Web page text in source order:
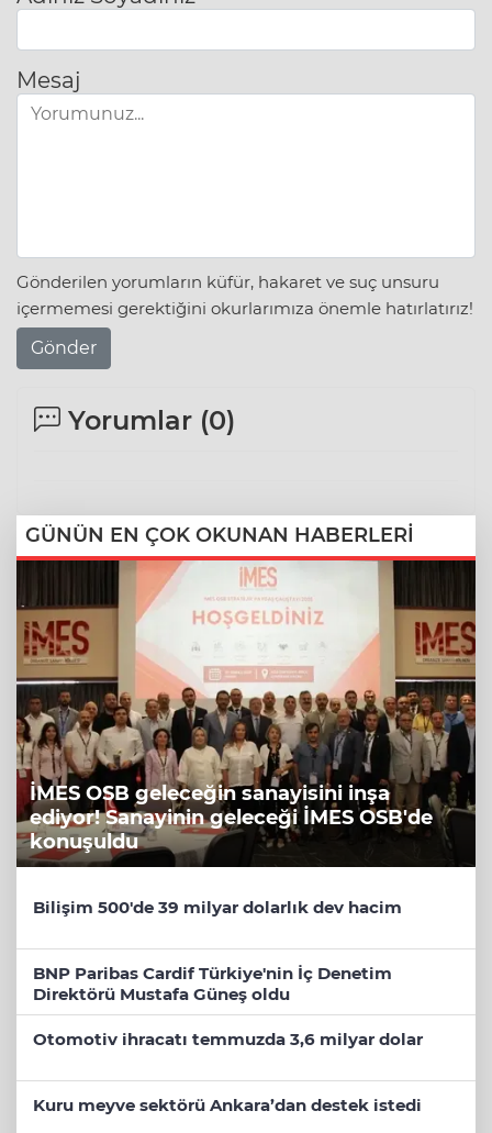
Mesaj
Gönderilen yorumların küfür, hakaret ve suç unsuru
içermemesi gerektiğini okurlarımıza önemle hatırlatırız!
Gönder
Yorumlar (0)
GÜNÜN EN ÇOK OKUNAN HABERLERİ
İMES OSB geleceğin sanayisini inşa
ediyor! Sanayinin geleceği İMES OSB'de
konuşuldu
Bilişim 500'de 39 milyar dolarlık dev hacim
BNP Paribas Cardif Türkiye'nin İç Denetim
Direktörü Mustafa Güneş oldu
Otomotiv ihracatı temmuzda 3,6 milyar dolar
Kuru meyve sektörü Ankara’dan destek istedi